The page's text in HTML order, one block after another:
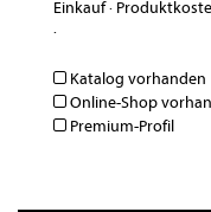
Einkauf·
·
Katalog vorhanden
Online-Shop
Premium-Profil